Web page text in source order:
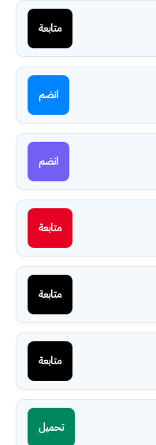
متابعة
انضم
انضم
متابعة
متابعة
متابعة
تحميل